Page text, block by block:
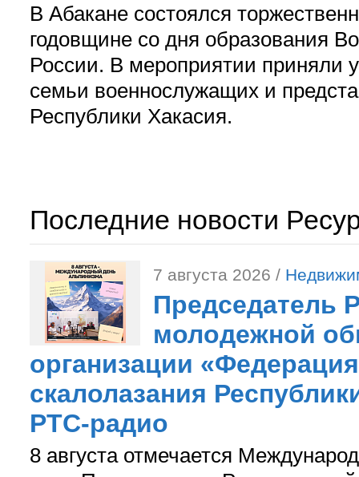
В Абакане состоялся
годовщине со дня образования
России. В мероприятии приняли
семьи военнослужащих и
Республики Хакасия.
Последние новости
7 августа 2026 /
Председатель
молодежной
организации
скалолазания
РТС-радио
8 августа отмечается